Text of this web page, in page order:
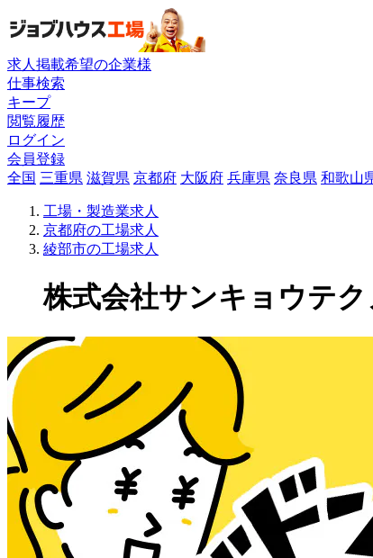
求人掲載希望の企業様
仕事検索
キープ
閲覧履歴
ログイン
会員登録
全国 三重県 滋賀県 京都府 大阪府 兵庫県 奈良県 和歌山
工場・製造業求人
京都府の工場求人
綾部市の工場求人
株式会社サンキョウテ